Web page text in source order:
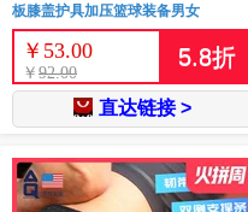
板膝盖护具加压篮球装备男女
￥ 53.00
￥ 92.00
5.8折
直达链接 >